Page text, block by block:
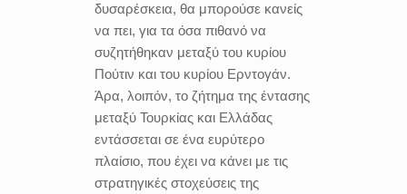
δυσαρέσκεια, θα μπορούσε κανείς
να πει, για τα όσα πιθανό να
συζητήθηκαν μεταξύ του κυρίου
Πούτιν και του κυρίου Ερντογάν.
Άρα, λοιπόν, το ζήτημα της έντασης
μεταξύ Τουρκίας και Ελλάδας
εντάσσεται σε ένα ευρύτερο
πλαίσιο, που έχει να κάνει με τις
στρατηγικές στοχεύσεις της